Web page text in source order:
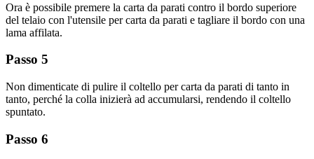
Ora è possibile premere la carta da parati contro il bordo superiore
del telaio con l'utensile per carta da parati e tagliare il bordo con una
lama affilata.
Passo 5
Non dimenticate di pulire il coltello per carta da parati di tanto in
tanto, perché la colla inizierà ad accumularsi, rendendo il coltello
spuntato.
Passo 6